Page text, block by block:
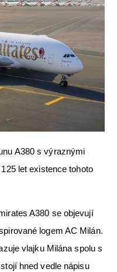
A380 s výraznými
let existence tohoto
A380 se objevují
logem AC Milán.
vlajku Milána spolu s
hned vedle nápisu
archiv
app
app
letectví